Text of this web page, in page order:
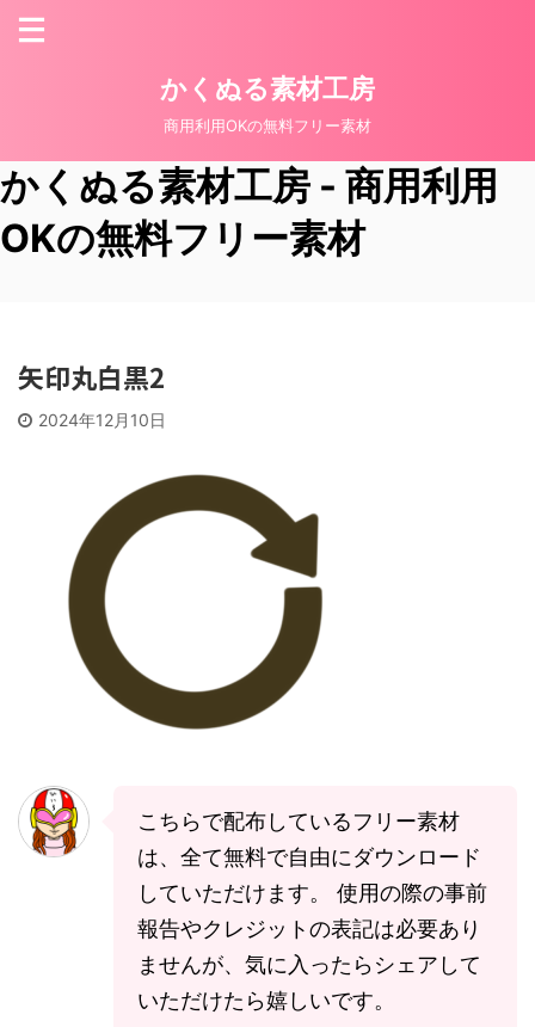
かくぬる素材工房
商用利用OKの無料フリー素材
かくぬる素材工房 - 商用利用
OKの無料フリー素材
矢印丸白黒2
2024年12月10日
こちらで配布しているフリー素材
は、全て無料で自由にダウンロード
していただけます。 使用の際の事前
報告やクレジットの表記は必要あり
ませんが、気に入ったらシェアして
いただけたら嬉しいです。